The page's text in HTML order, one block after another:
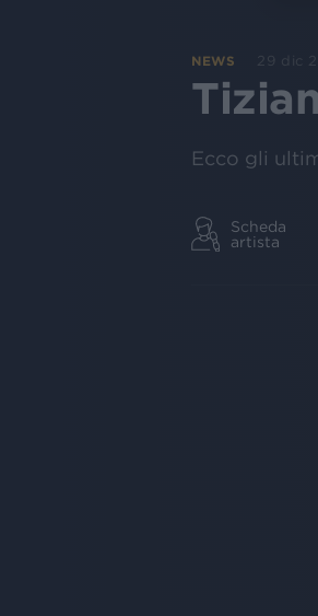
NEWS 29 dic
Ecco gli
Scheda
artista